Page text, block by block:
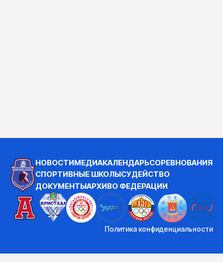
НОВОСТИМЕДИАКАЛЕНДАРЬСОРЕВНОВАНИЯ
СПОРТИВНЫЕ ШКОЛЫСУДЕЙСТВО
ДОКУМЕНТЫАРХИВО ФЕДЕРАЦИИ
Политика конфиденциальности